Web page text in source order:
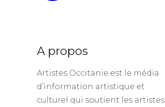
A propos
Artistes Occitanie est le média
d’information artistique et
culturel qui soutient les artistes